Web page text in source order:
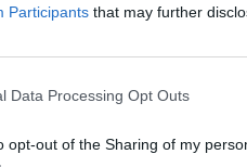
Participants that may further
Data Processing Opt Outs
opt-out of the Sharing of my
συμφωνία: σήμερα το
στο Ντουμπάι έλεγε πως
COP», χωρίς σχόλιο